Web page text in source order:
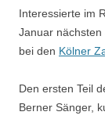
Interessierte im
Januar
bei den Kölner
Den ersten Teil
Berner Sänger,